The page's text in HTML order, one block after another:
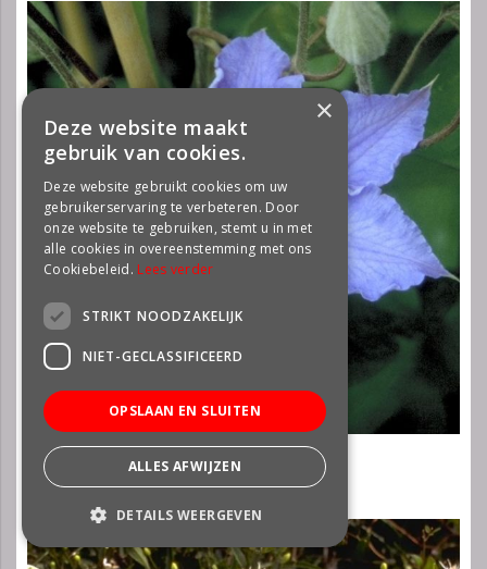
Clematis 'Will Goodwin
×
Deze website maakt
gebruik van cookies.
Deze website gebruikt cookies om uw
gebruikerservaring te verbeteren. Door
onze website te gebruiken, stemt u in met
alle cookies in overeenstemming met ons
Cookiebeleid. Lees verder
STRIKT NOODZAKELIJK
NIET-GECLASSIFICEERD
OPSLAAN EN SLUITEN
ALLES AFWIJZEN
DETAILS WEERGEVEN